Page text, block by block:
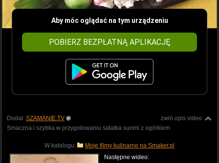
Aby móc oglądać na tym urządzeniu
POBIERZ BEZPŁATNĄ APLIKACJĘ
zwiń opis video
Dodał: SZAMANIE.TV
Smaczna i szybka w przygotowaniu sałatka surimi z ogórkiem
W katalogu: Moje filmy kulinarne na Smaker.pl
Następne wideo: